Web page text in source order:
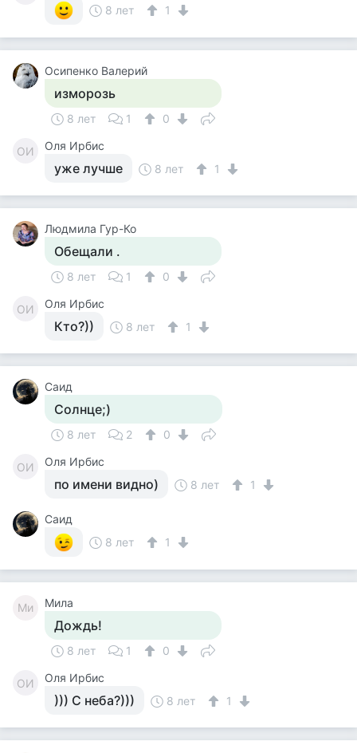
8 лет
1
Осипенко Валерий
изморозь
8 лет 1 0
ОИ Оля Ирбис
уже лучше 8 лет 1
Людмила Гур-Ко
Обещали .
8 лет 1 0
ОИ Оля Ирбис
Кто?)) 8 лет 1
Саид
Солнце;)
8 лет 2 0
ОИ Оля Ирбис
по имени видно) 8 лет 1
Саид
8 лет
1
Ми Мила
Дождь!
8 лет 1 0
ОИ Оля Ирбис
))) С неба?))) 8 лет 1